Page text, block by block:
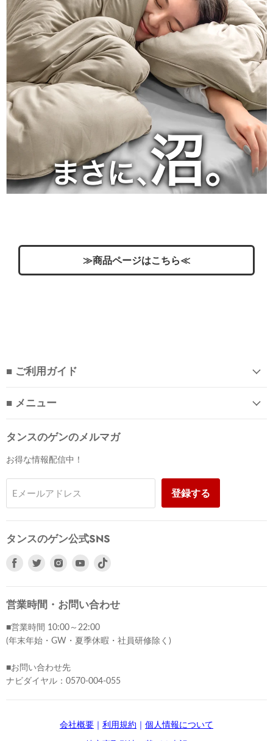
≫商品ページはこちら≪
■ ご利用ガイド
■ メニュー
タンスのゲンのメルマガ
お得な情報配信中！
Eメールアドレス 登録する
タンスのゲン公式SNS
Facebook
つ
て
く
さ
い
Twitter
つ
て
く
さ
い
Instagram
つ
て
く
さ
い
Youtube
つ
て
く
い
営業時間・お問い合わせ
■営業時間 10:00～22:00
(年末年始・GW・夏季休暇・社員研修除く)
■お問い合わせ先
ナビダイヤル：0570-004-055
会社概要 ｜ 利用規約 ｜ 個人情報について